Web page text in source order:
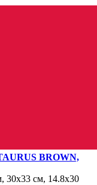
BROWN,
30х33 см, 14.8х30